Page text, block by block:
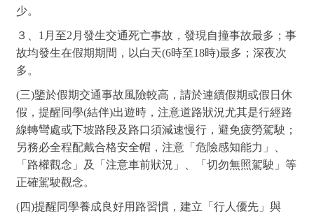
少。
３、1月至2月發生交通死亡事故，發現自撞事故最多；事
故均發生在假期期間，以白天(6時至18時)最多；深夜次
多。
(三)鑒於假期交通事故風險較高，請於連續假期或假日休
假，提醒同學(結伴)出遊時，注意道路狀況尤其是行經路
線轉彎處或下坡路段及路口須減速慢行，避免疲勞駕駛；
另務必全程配戴合格安全帽，注意「危險感知能力」、
「路權觀念」及「注意車前狀況」、「切勿無照駕駛」等
正確駕駛觀念。
(四)提醒同學養成良好用路習慣，建立「行人優先」與